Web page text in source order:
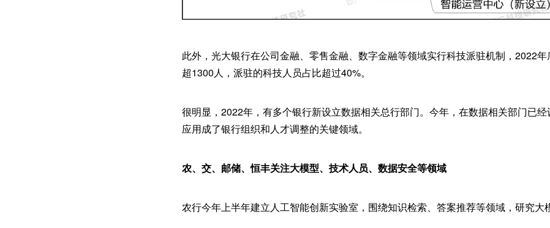
此外，光大银行在公司金融、零售金融、数字金融等领域实行科技派驻机制，2022
超1300人，派驻的科技人员占比超过40%。
很明显，2022年，有多个银行新设立数据相关总行部门。今年，在数据相关部门已
应用成了银行组织和人才调整的关键领域。
农、交、邮储、恒丰关注大模型、技术人员、数据安全等领域
农行今年上半年建立人工智能创新实验室，围绕知识检索、答案推荐等领域，研究大